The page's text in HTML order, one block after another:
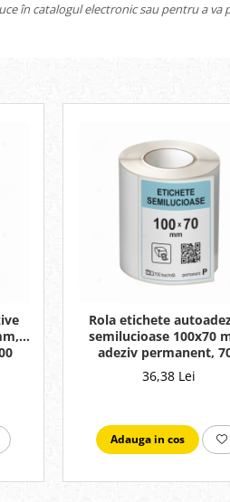
în catalogul electronic sau pentru a
Rola etichete
semilucioase 100x70
adeziv permanent,
etichete/rola
36,38 Lei
Adauga in cos